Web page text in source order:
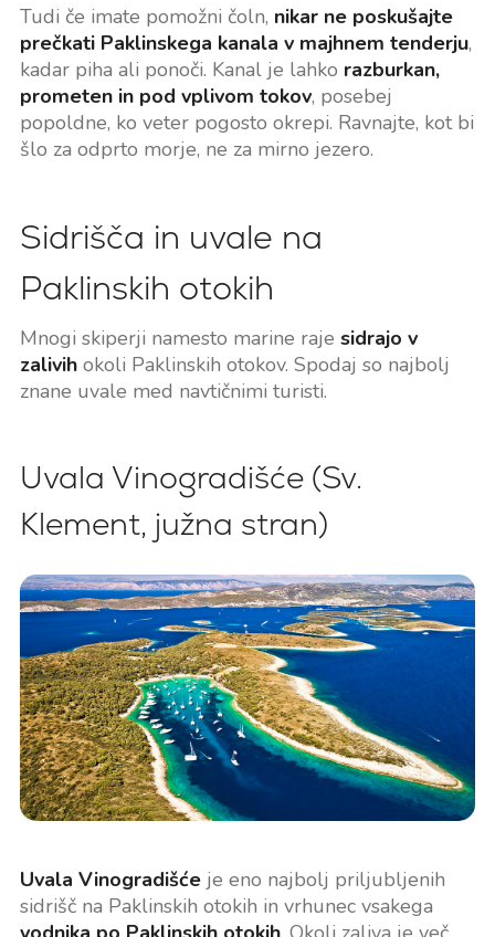
Tudi če imate pomožni čoln, nikar ne poskušajte
prečkati Paklinskega kanala v majhnem tenderju,
kadar piha ali ponoči. Kanal je lahko razburkan,
prometen in pod vplivom tokov, posebej
popoldne, ko veter pogosto okrepi. Ravnajte, kot bi
šlo za odprto morje, ne za mirno jezero.
Sidrišča in uvale na
Paklinskih otokih
Mnogi skiperji namesto marine raje sidrajo v
zalivihokoli Paklinskih otokov. Spodaj so najbolj
znane uvale med navtičnimi turisti.
Uvala Vinogradišće (Sv.
Klement, južna stran)
Uvala Vinogradišćeje eno najbolj priljubljenih
sidrišč na Paklinskih otokih in vrhunec vsakega